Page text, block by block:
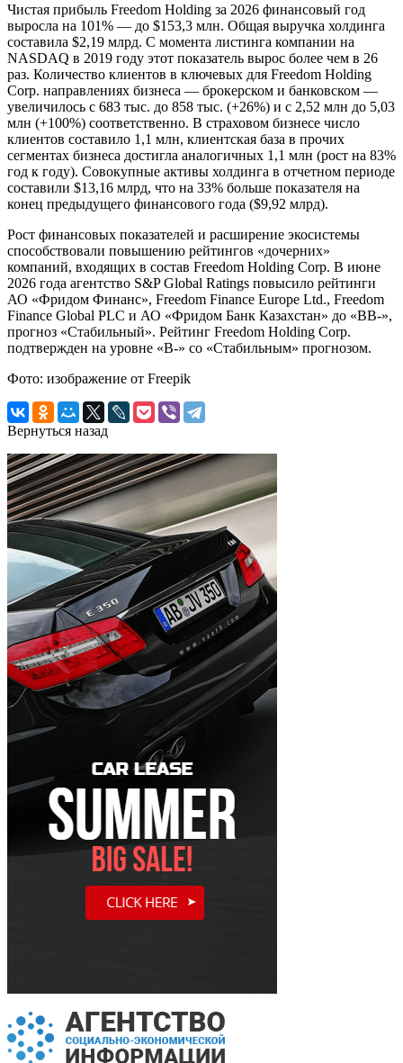
Чистая прибыль Freedom Holding за 2026 финансовый год
выросла на 101% — до $153,3 млн. Общая выручка холдинга
составила $2,19 млрд. С момента листинга компании на
NASDAQ в 2019 году этот показатель вырос более чем в 26
раз. Количество клиентов в ключевых для Freedom Holding
Corp. направлениях бизнеса — брокерском и банковском —
увеличилось с 683 тыс. до 858 тыс. (+26%) и с 2,52 млн до 5,03
млн (+100%) соответственно. В страховом бизнесе число
клиентов составило 1,1 млн, клиентская база в прочих
сегментах бизнеса достигла аналогичных 1,1 млн (рост на 83%
год к году). Совокупные активы холдинга в отчетном периоде
составили $13,16 млрд, что на 33% больше показателя на
конец предыдущего финансового года ($9,92 млрд).
Рост финансовых показателей и расширение экосистемы
способствовали повышению рейтингов «дочерних»
компаний, входящих в состав Freedom Holding Corp. В июне
2026 года агентство S&P Global Ratings повысило рейтинги
АО «Фридом Финанс», Freedom Finance Еurope Ltd., Freedom
Finance Global PLC и АО «Фридом Банк Казахстан» до «BB-»,
прогноз «Стабильный». Рейтинг Freedom Holding Corp.
подтвержден на уровне «В-» со «Стабильным» прогнозом.
Фото: изображение от Freepik
Вернуться назад